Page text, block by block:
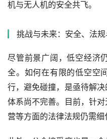
机与无人机的安全共飞。
挑战与未来：安全、法
尽管前景广阔，低空经济
全。如何在有限的低空空
行，避免碰撞，是亟待解
体系尚不完善。目前，针
营等方面的法律法规仍需细